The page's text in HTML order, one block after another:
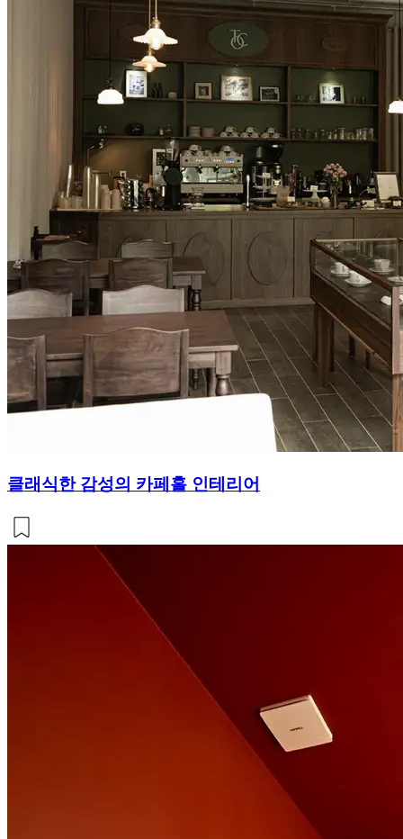
클래식한 감성의 카페홀 인테리어